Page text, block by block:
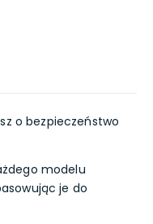
o bezpieczeństwo
modelu
je do